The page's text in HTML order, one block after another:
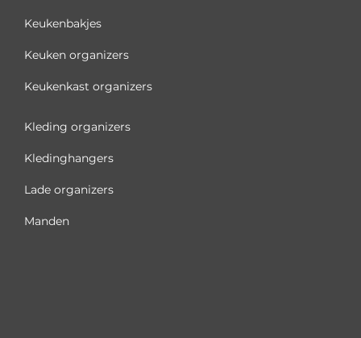
Keukenbakjes
Keuken organizers
Keukenkast organizers
Kleding organizers
Kledinghangers
Lade organizers
Manden